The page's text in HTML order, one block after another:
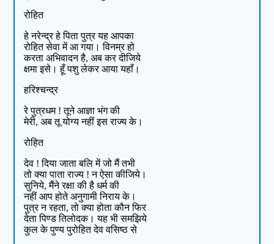
रोहित
हे नरेन्द्र हे पिता पुत्र यह आपका
रोहित सेवा में आ गया। विनम्र हो
करता अभिवादन है, अब कर दीजिये
क्षमा इसे। हूँ पशु लेकर आया यहाँ।
हरिश्चन्द्र
रे पुत्रधम ! तूने आज्ञा भंग की
मेरी, अब तू योग्य नहीं इस राज्य के।
रोहित
देव ! दिया जाता बलि में जो मैं तभी
तो क्या पाता राज्य ! न ऐसा कीजिये।
सुनिये, मैंने रक्षा की है धर्म की
नहीं आप होते अनुगामी निराय के।
पुत्र न रहता, तो क्या होता कौन फिर
देता पिण्ड तिलोदक। यह भी समझिये
कुल के पुण्य पुरोहित देव वसिष्ठ से